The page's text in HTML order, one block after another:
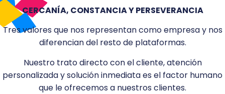
CERCANÍA, CONSTANCIA Y PERSEVERANCIA
Tres valores que nos representan como empresa y nos
diferencian del resto de plataformas.
Nuestro trato directo con el cliente, atención
personalizada y solución inmediata es el factor humano
que le ofrecemos a nuestros clientes.